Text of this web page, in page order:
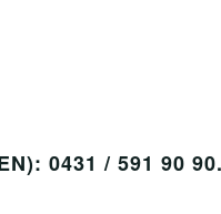
0431 / 591 90 90.